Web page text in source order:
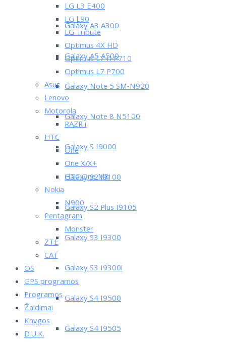
Galaxy A3 A300
Galaxy A5 A500
Galaxy Note 5 SM-N920
Galaxy Note 8 N5100
Galaxy S I9000
Galaxy S2 I9100
Galaxy S2 Plus I9105
Galaxy S3 I9300
Galaxy S3 I9300i
Galaxy S4 I9500
Galaxy S4 I9505
LG L3 E400
LG L90
LG Tribute
Optimus 4X HD
Optimus L7 II P710
Optimus L7 P700
Asus
Lenovo
Motorola
RAZR i
HTC
One
One X/X+
HTC One M8
Nokia
N900
Pentagram
Monster
ZTE
CAT
OS
GPS programos
Programos
Žaidimai
Knygos
D.U.K.